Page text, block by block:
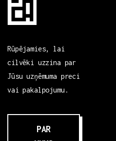
Rūpējamies, lai
cilvēki uzzina par
Jūsu uzņēmuma preci
vai pakalpojumu.
PAR